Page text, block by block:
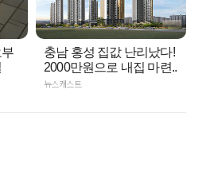
충남 홍성 집값 난리났다!
2000만원으로 내집 마련..
뉴스캐스트